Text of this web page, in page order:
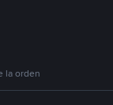
la orden